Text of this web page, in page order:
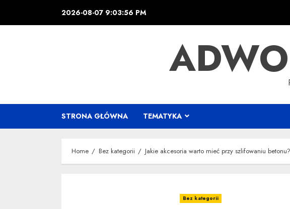
2026-08-07 9:03:57 PM
STRONA GŁÓWNA TEMATYKA
Home Bez kategorii Jakie akcesoria warto mieć przy szlifowaniu betonu?
Bez kategorii